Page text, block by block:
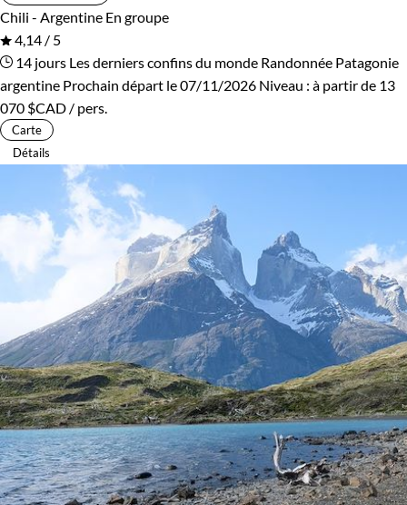
Chili - Argentine En groupe
4,14 / 5
14 jours Les derniers confins du monde Randonnée Patagonie
argentine Prochain départ le 07/11/2026 Niveau : à partir de 13
070 $CAD / pers.
Carte
Détails